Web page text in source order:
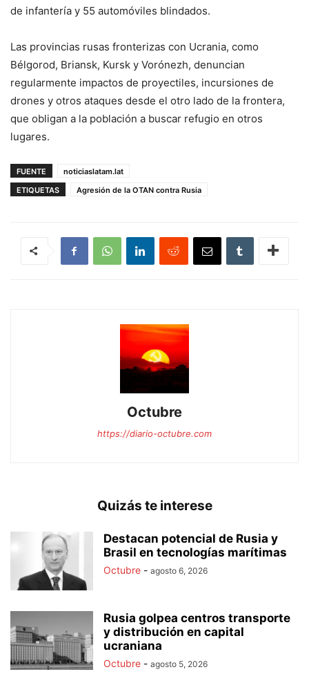
de infantería y 55 automóviles blindados.
Las provincias rusas fronterizas con Ucrania, como
Bélgorod, Briansk, Kursk y Vorónezh, denuncian
regularmente impactos de proyectiles, incursiones de
drones y otros ataques desde el otro lado de la frontera,
que obligan a la población a buscar refugio en otros
lugares.
FUENTE
noticiaslatam.lat
ETIQUETAS
Agresión de la OTAN contra Rusia
Octubre
https://diario-octubre.com
Quizás te interese
Destacan potencial de Rusia y
Brasil en tecnologías marítimas
Octubre - agosto 6, 2026
Rusia golpea centros transporte
y distribución en capital
ucraniana
Octubre - agosto 5, 2026